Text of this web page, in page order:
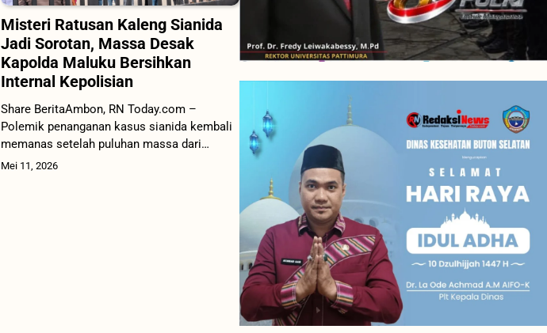
Misteri Ratusan Kaleng Sianida
Jadi Sorotan, Massa Desak
Kapolda Maluku Bersihkan
Internal Kepolisian
Share BeritaAmbon, RN Today.com –
Polemik penanganan kasus sianida kembali
memanas setelah puluhan massa dari…
Mei 11, 2026